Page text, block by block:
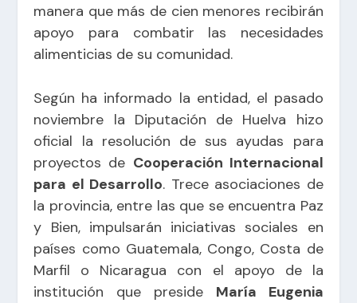
manera que más de cien menores recibirán
apoyo para combatir las necesidades
alimenticias de su comunidad.
Según ha informado la entidad, el pasado
noviembre la Diputación de Huelva hizo
oficial la resolución de sus ayudas para
proyectos de Cooperación Internacional
para el Desarrollo. Trece asociaciones de
la provincia, entre las que se encuentra Paz
y Bien, impulsarán iniciativas sociales en
países como Guatemala, Congo, Costa de
Marfil o Nicaragua con el apoyo de la
institución que preside María Eugenia